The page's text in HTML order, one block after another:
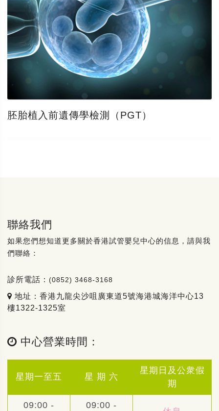
胚胎植入前遺傳學檢測（PGT）
聯絡我們
如果您們想知道更多關於香港試管嬰兒中心的信息，請與我
們聯絡：
診所電話： (0852) 3468-3168
地址：香港九龍尖沙咀廣東道5號海港城海洋中心13
樓1322-1325室
中心營業時間：
星期一至五 星 期 六
星期日及公衆假
期
09:00 - 09:00 -